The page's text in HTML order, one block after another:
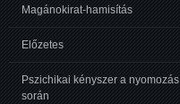
Magánokirat-hamisítás
Előzetes
Pszichikai kényszer a nyomozás
során